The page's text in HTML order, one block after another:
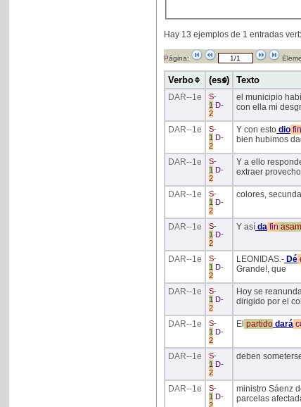
Hay 13 ejemplos de 1 entradas
Página:
Verbo (ess) Texto
DAR--1e S-
1
D-
2
el municipio
con ella mi
DAR--1e S-
1
D-
2
Y con estodiofin
bien hubimos
DAR--1e S-
1
D-
2
Y a ello
extraer
DAR--1e S-
1
D-
2
colores,
DAR--1e S-
1
D-
2
Y asídafin
DAR--1e S-
1
D-
2
LEONIDAS.-Dé
Grande!, que
DAR--1e S-
1
D-
2
Hoy se
dirigido por el
DAR--1e S-
1
D-
2
El partidodará
DAR--1e S-
1
D-
2
deben
DAR--1e S-
1
D-
2
ministro Sáenz
parcelas